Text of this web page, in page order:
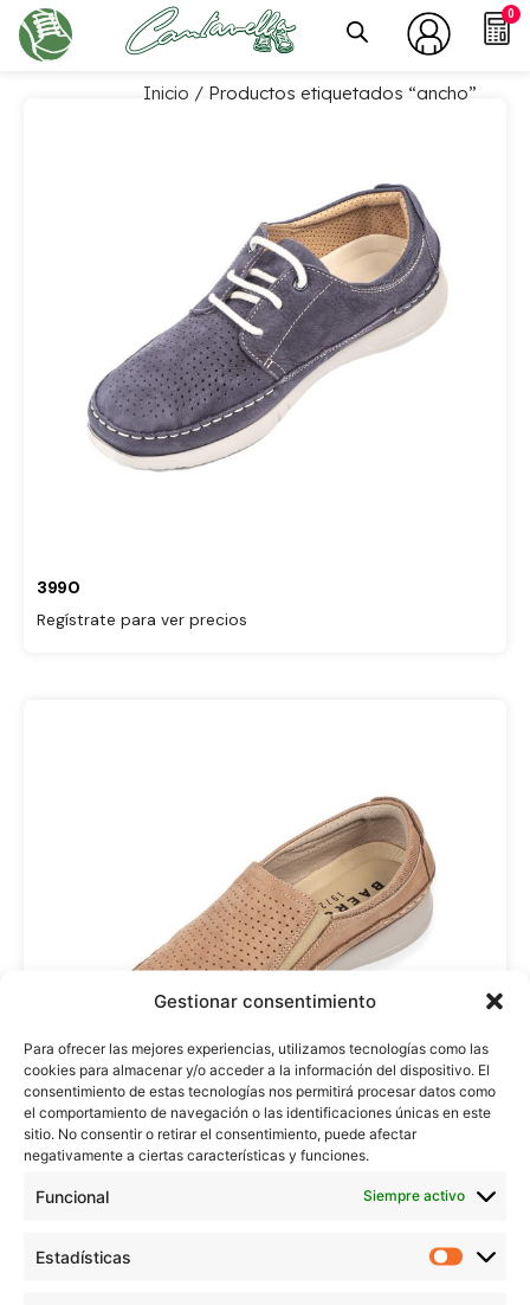
Gestionar consentimiento
Para ofrecer las mejores experiencias, utilizamos tecnologías como las
cookies para almacenar y/o acceder a la información del dispositivo. El
consentimiento de estas tecnologías nos permitirá procesar datos como
el comportamiento de navegación o las identificaciones únicas en este
sitio. No consentir o retirar el consentimiento, puede afectar
negativamente a ciertas características y funciones.
Funcional Siempre activo
Estadísticas
0
Inicio / Productos etiquetados “ancho”
3990
Regístrate para ver precios
3991